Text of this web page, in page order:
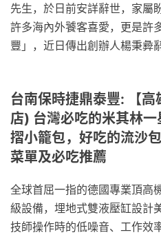
先生，於日前安詳辭世，家屬
許多海內外饕客喜愛，更是許
豐」，近日傳出創辦人楊秉彜
台南保時捷鼎泰豐: 【
店) 台灣必吃的米其林
摺小籠包，好吃的流沙
菜單及必吃推薦
全球首屈一指的德國專業頂高
級設備，埋地式雙液壓缸設計
技師操作時的低噪音、工作效